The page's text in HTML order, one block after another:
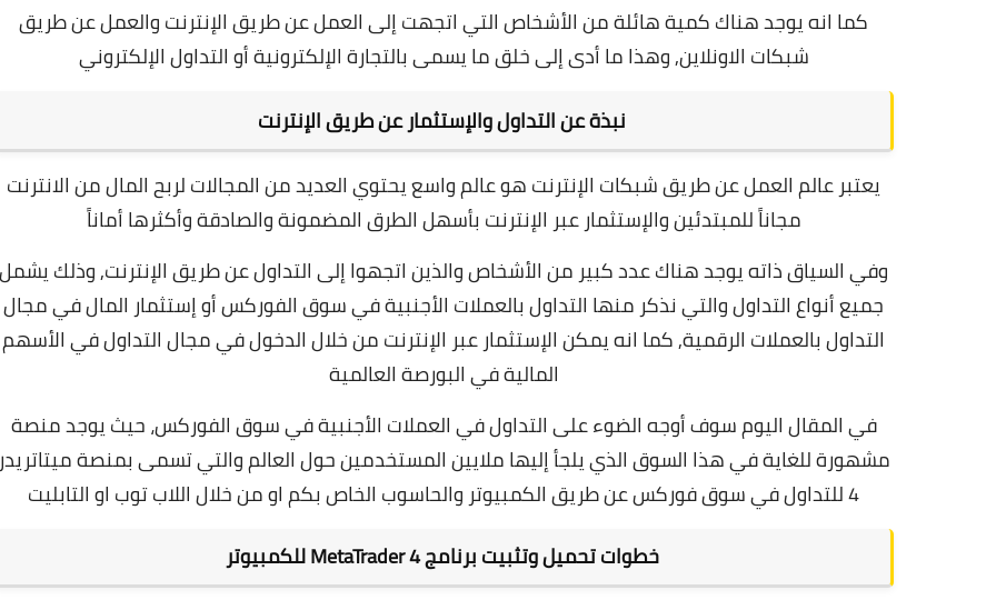
كما انه يوجد هناك كمية هائلة من الأشخاص التي اتجهت إلى العمل عن طريق الإنترنت والعمل عن طريق
شبكات الاونلاين, وهذا ما أدى إلى خلق ما يسمى بالتجارة الإلكترونية أو التداول الإلكتروني
نبذة عن التداول والإستثمار عن طريق الإنترنت
يعتبر عالم العمل عن طريق شبكات الإنترنت هو عالم واسع يحتوي العديد من المجالات لربح المال من الانترنت
مجاناً للمبتدئين والإستثمار عبر الإنترنت بأسهل الطرق المضمونة والصادقة وأكثرها أماناً
وفي السياق ذاته يوجد هناك عدد كبير من الأشخاص والذين اتجهوا إلى التداول عن طريق الإنترنت, وذلك يشمل
جميع أنواع التداول والتي نذكر منها التداول بالعملات الأجنبية فيسوق الفوركسأو إستثمار المال في مجال
التداول بالعملات الرقمية, كما انه يمكن الإستثمار عبر الإنترنت من خلال الدخول في مجال التداول فيالأسهم
الماليةفي البورصة العالمية
في المقال اليوم سوف أوجه الضوء على التداول في العملات الأجنبية في سوق الفوركس، حيث يوجد منصة
مشهورة للغاية في هذا السوق الذي يلجأ إليها ملايين المستخدمين حول العالم والتي تسمى بمنصة ميتاتريدر
4 للتداول في سوق فوركس عن طريق الكمبيوتر والحاسوب الخاص بكم او من خلال اللاب توب او التابليت
خطوات تحميل وتثبيت برنامج MetaTrader 4 للكمبيوتر